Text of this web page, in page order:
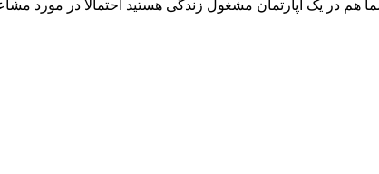
هم در یک آپارتمان مشغول زندگی هستید احتمالا در مورد